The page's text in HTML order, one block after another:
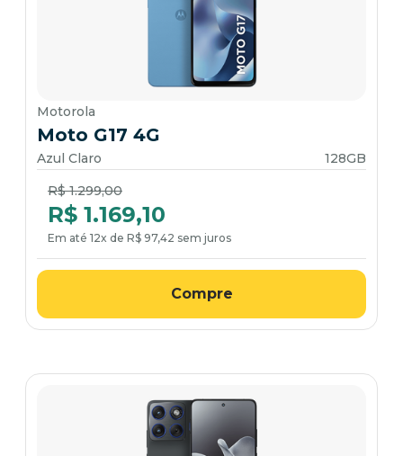
Motorola
Moto G17 4G
Azul Claro
128GB
Price reduced from
R$ 1.299,00
to
R$ 1.169,10
Em até 12x de R$ 97,42 sem juros
Compre